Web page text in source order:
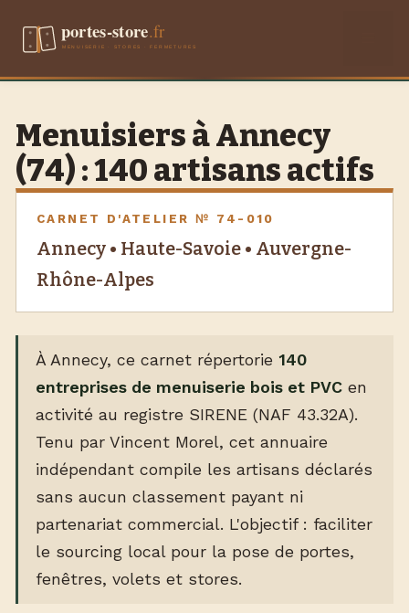
Menuisiers à Annecy
(74) : 140 artisans actifs
CARNET D'ATELIER № 74-010
Annecy • Haute-Savoie • Auvergne-
Rhône-Alpes
À Annecy, ce carnet répertorie 140
entreprises de menuiserie bois et PVCen
activité au registre SIRENE (NAF 43.32A).
Tenu par Vincent Morel, cet annuaire
indépendant compile les artisans déclarés
sans aucun classement payant ni
partenariat commercial. L'objectif : faciliter
le sourcing local pour la pose de portes,
fenêtres, volets et stores.